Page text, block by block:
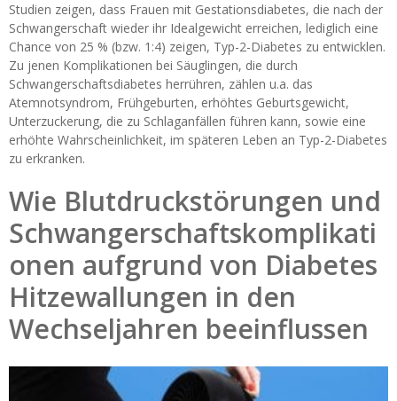
Studien zeigen, dass Frauen mit Gestationsdiabetes, die nach der
Schwangerschaft wieder ihr Idealgewicht erreichen, lediglich eine
Chance von 25 % (bzw. 1:4) zeigen, Typ-2-Diabetes zu entwicklen.
Zu jenen Komplikationen bei Säuglingen, die durch
Schwangerschaftsdiabetes herrühren, zählen u.a. das
Atemnotsyndrom, Frühgeburten, erhöhtes Geburtsgewicht,
Unterzuckerung, die zu Schlaganfällen führen kann, sowie eine
erhöhte Wahrscheinlichkeit, im späteren Leben an Typ-2-Diabetes
zu erkranken.
Wie Blutdruckstörungen und
Schwangerschaftskomplikati
onen aufgrund von Diabetes
Hitzewallungen in den
Wechseljahren beeinflussen